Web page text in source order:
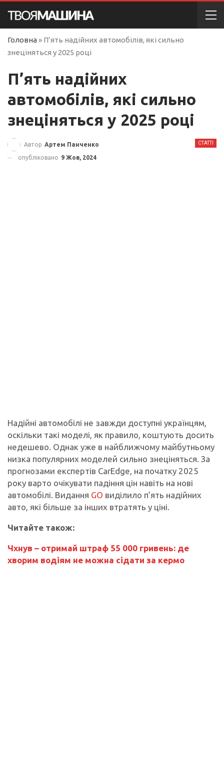
Головна » П’ять надійних автомобілів, які сильно
знеціняться у 2025 році
П’ять надійних
автомобілів, які сильно
знеціняться у 2025 році
СТАТТІ
Автор Артем Панченко
опубліковано 9 Жов, 2024
Надійні автомобілі не завжди доступні українцям,
оскільки такі моделі, як правило, коштують досить
недешево. Однак уже в найближчому майбутньому
низка популярних моделей сильно знеціняться. За
прогнозами експертів CarEdge, на початку 2025
року варто очікувати падіння цін навіть на нові
автомобілі. Видання GO виділило п’ять надійних
авто, які більше за інших втратять у ціні.
Читайте також:
Чхнув – отримай штраф 55 000 гривень: де
хворим водіям не можна сідати за кермо